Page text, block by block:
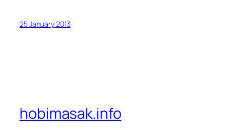
25 January 2013
hobimasak.info